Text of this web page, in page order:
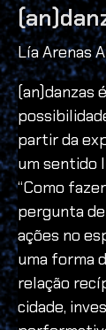
Lía Arenas
(an)danzas
partir da
um sentido
“Como
pergunta
ações no
uma forma
relação
cidade,